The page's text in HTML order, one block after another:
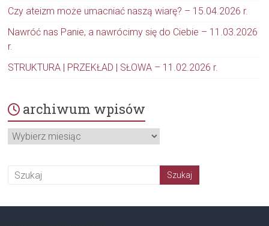
Czy ateizm może umacniać naszą wiarę? – 15.04.2026 r.
Nawróć nas Panie, a nawrócimy się do Ciebie – 11.03.2026
r.
STRUKTURA | PRZEKŁAD | SŁOWA – 11.02.2026 r.
archiwum wpisów
archiwum
wpisów